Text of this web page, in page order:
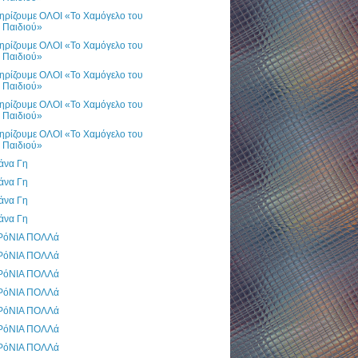
ΟΛΟΙ «Το Χαμόγελο του
Παιδιού»
ΟΛΟΙ «Το Χαμόγελο του
Παιδιού»
ΟΛΟΙ «Το Χαμόγελο του
Παιδιού»
ΟΛΟΙ «Το Χαμόγελο του
Παιδιού»
ΟΛΟΙ «Το Χαμόγελο του
Παιδιού»
Γη
Γη
Γη
Γη
ΠΟΛΛά
ΠΟΛΛά
ΠΟΛΛά
ΠΟΛΛά
ΠΟΛΛά
ΠΟΛΛά
ΠΟΛΛά